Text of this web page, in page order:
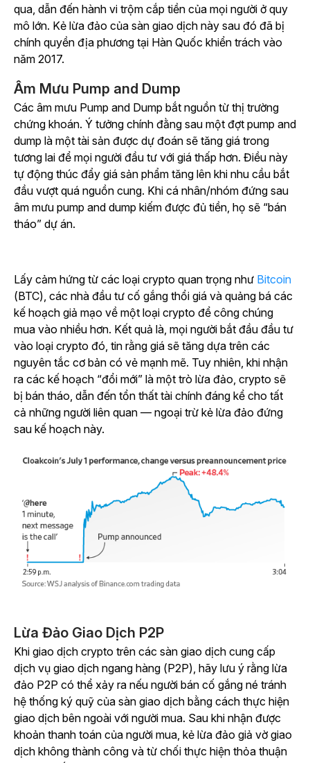
qua, dẫn đến hành vi trộm cắp tiền của mọi người ở quy
mô lớn. Kẻ lừa đảo của sàn giao dịch này sau đó đã bị
chính quyền địa phương tại Hàn Quốc khiển trách vào
năm 2017.
Âm Mưu Pump and Dump
Các âm mưu Pump and Dump bắt nguồn từ thị trường
chứng khoán. Ý tưởng chính đằng sau một đợt pump and
dump là một tài sản được dự đoán sẽ tăng giá trong
tương lai để mọi người đầu tư với giá thấp hơn. Điều này
tự động thúc đẩy giá sản phẩm tăng lên khi nhu cầu bắt
đầu vượt quá nguồn cung. Khi cá nhân/nhóm đứng sau
âm mưu pump and dump kiếm được đủ tiền, họ sẽ “bán
tháo” dự án.
Lấy cảm hứng từ các loại crypto quan trọng như Bitcoin
(BTC), các nhà đầu tư cố gắng thổi giá và quảng bá các
kế hoạch giả mạo về một loại crypto để công chúng
mua vào nhiều hơn. Kết quả là, mọi người bắt đầu đầu tư
vào loại crypto đó, tin rằng giá sẽ tăng dựa trên các
nguyên tắc cơ bản có vẻ mạnh mẽ. Tuy nhiên, khi nhận
ra các kế hoạch “đổi mới” là một trò lừa đảo, crypto sẽ
bị bán tháo, dẫn đến tổn thất tài chính đáng kể cho tất
cả những người liên quan — ngoại trừ kẻ lừa đảo đứng
sau kế hoạch này.
Lừa Đảo Giao Dịch P2P
Khi giao dịch crypto trên các sàn giao dịch cung cấp
dịch vụ giao dịch ngang hàng (P2P), hãy lưu ý rằng lừa
đảo P2P có thể xảy ra nếu người bán cố gắng né tránh
hệ thống ký quỹ của sàn giao dịch bằng cách thực hiện
giao dịch bên ngoài với người mua. Sau khi nhận được
khoản thanh toán của người mua, kẻ lừa đảo giả vờ giao
dịch không thành công và từ chối thực hiện thỏa thuận